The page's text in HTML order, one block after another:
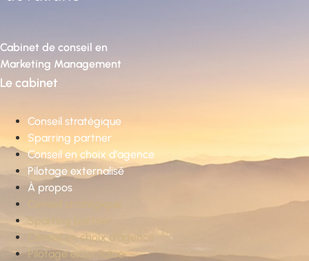
Cabinet de conseil en
Marketing Management
Le cabinet
Conseil stratégique
Sparring partner
Conseil en choix d’agence
Pilotage externalisé
À propos
Conseil stratégique
Sparring partner
Conseil en choix d’agence
Pilotage externalisé